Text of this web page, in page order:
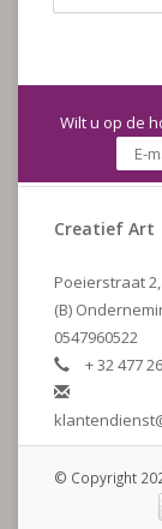
Wilt u op de
Creatief Art
Poeierstraat
(B)
0547960522
+ 32 477
© Copyright